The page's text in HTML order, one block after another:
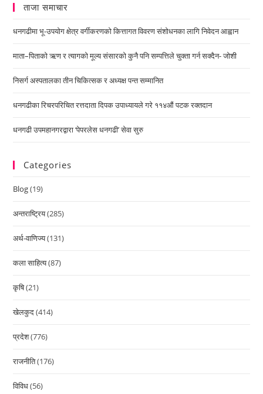
ताजा समाचार
धनगढीमा भू-उपयोग क्षेत्र वर्गीकरणको कित्तागत विवरण संशोधनका लागि निवेदन आह्वान
माता–पिताको ऋण र त्यागको मूल्य संसारको कुनै पनि सम्पत्तिले चुक्ता गर्न सक्दैन- जोशी
निसर्ग अस्पतालका तीन चिकित्सक र अध्यक्ष पन्त सम्मानित
धनगढीका रिचरपरिचित रत्तदाता दिपक उपाध्यायले गरे ११४औं पटक रक्तदान
धनगढी उपमहानगरद्वारा ‘पेपरलेस धनगढी’ सेवा सुरु
Categories
Blog(19)
अन्तराष्ट्रिय(285)
अर्थ-वाणिज्य(131)
कला साहित्य(87)
कृषि(21)
खेलकुद(414)
प्रदेश(776)
राजनीति(176)
विविध(56)